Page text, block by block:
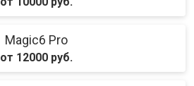
Magic6 Pro
от 12000 руб.